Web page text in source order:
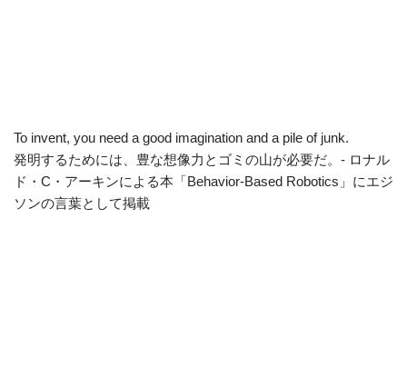
To invent, you need a good imagination and a pile of junk.
発明するためには、豊な想像力とゴミの山が必要だ。- ロナル
ド・C・アーキンによる本「Behavior-Based Robotics」にエジ
ソンの言葉として掲載